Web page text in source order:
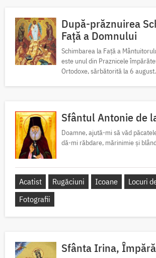
După-prăznuirea
Față a Domnului
Schimbarea la Față a
este unul din Praznicele
Ortodoxe, sărbătorită la 6 august.
Sfântul Antonie de
Doamne, ajută-mi să văd
dă-mi răbdare, mărinimie şi
Acatist Rugăciuni Icoane
Locuri
Fotografii
Sfânta Irina,